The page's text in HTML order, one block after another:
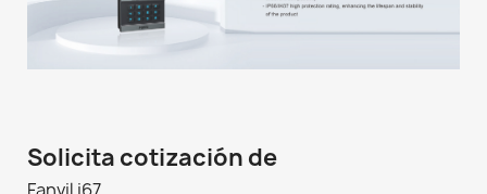
Solicita cotización de
Fanvil i67